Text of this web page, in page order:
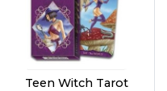
Teen Witch Tarot